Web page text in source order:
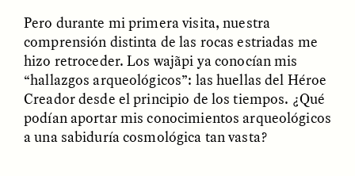
Pero durante mi primera visita, nuestra
comprensión distinta de las rocas estriadas me
hizo retroceder. Los wajãpi ya conocían mis
“hallazgos arqueológicos”: las huellas del Héroe
Creador desde el principio de los tiempos. ¿Qué
podían aportar mis conocimientos arqueológicos
a una sabiduría cosmológica tan vasta?